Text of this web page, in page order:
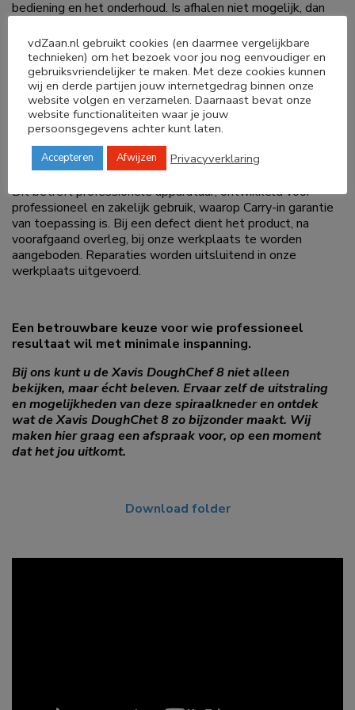
bediening en het onderhoud. Is afhalen niet mogelijk, dan
mogelijkheden. De kosten zijn afhankelijk van de afstand,
de omvang van de bestelling en eventuele aanvullende
werkzaamheden.
Bij vdZAAN staan kwaliteit, vakkennis en persoonlijke
service centraal. Zo wordt niet alleen geïnvesteerd in
professionele bakkerijapparatuur, maar ook in de zekerheid
van een specialist die vóór, tijdens én na de aankoop graag
meedenkt.
Dit betreft professionele apparatuur, ontwikkeld voor
professioneel en zakelijk gebruik, waarop Carry-in garantie
van toepassing is. Bij een defect dient het product, na
voorafgaand overleg, bij onze werkplaats te worden
aangeboden. Reparaties worden uitsluitend in onze
werkplaats uitgevoerd.
Een betrouwbare keuze voor wie professioneel
resultaat wil met minimale inspanning.
Bij ons kunt u de Xavis DoughChef 8 niet alleen
bekijken, maar écht beleven. Ervaar zelf de uitstraling
en mogelijkheden van deze spiraalkneder en ontdek
wat de Xavis DoughChet 8 zo bijzonder maakt. Wij
maken hier graag een afspraak voor, op een moment
dat het jou uitkomt.
Download folder
vdZaan.nl gebruikt cookies (en daarmee vergelijkbare
technieken) om het bezoek voor jou nog eenvoudiger en
gebruiksvriendelijker te maken. Met deze cookies kunnen
wij en derde partijen jouw internetgedrag binnen onze
website volgen en verzamelen. Daarnaast bevat onze
website functionaliteiten waar je jouw
persoonsgegevens achter kunt laten.
Accepteren Afwijzen Privacyverklaring